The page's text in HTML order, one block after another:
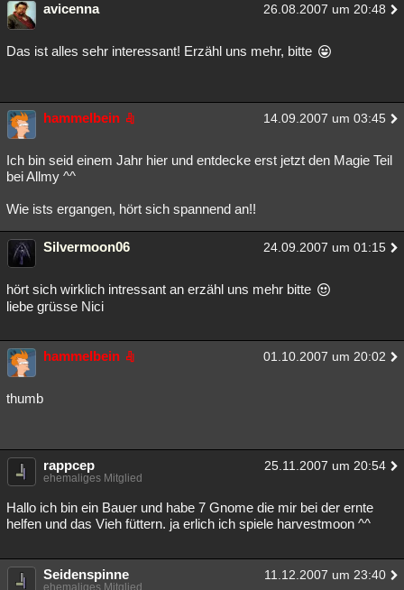
avicenna 26.08.2007 um 20:48
Das ist alles sehr interessant! Erzähl uns mehr, bitte
hammelbein 14.09.2007 um 03:45
Ich bin seid einem Jahr hier und entdecke erst jetzt den Magie Teil
bei Allmy ^^
Wie ists ergangen, hört sich spannend an!!
Silvermoon06 24.09.2007 um 01:15
hört sich wirklich intressant an erzähl uns mehr bitte
liebe grüsse Nici
hammelbein 01.10.2007 um 20:02
thumb
rappcep 25.11.2007 um 20:54
ehemaliges Mitglied
Hallo ich bin ein Bauer und habe 7 Gnome die mir bei der ernte
helfen und das Vieh füttern. ja erlich ich spiele harvestmoon ^^
Seidenspinne 11.12.2007 um 23:40
ehemaliges Mitglied